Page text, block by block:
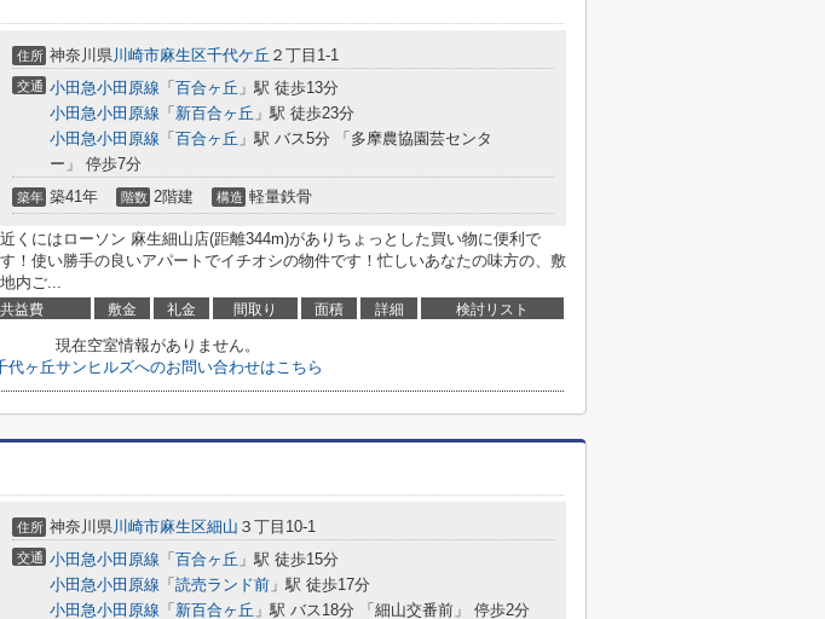
住所 神奈川県川崎市麻生区千代ケ丘 ２丁目1-1
交通 小田急小田原線 「 百合ヶ丘 」駅 徒歩13分
小田急小田原線 「 新百合ヶ丘 」駅 徒歩23分
小田急小田原線 「 百合ヶ丘 」駅 バス5分 「多摩農協園芸センタ
ー」 停歩7分
築年 築41年 階数 2階建 構造 軽量鉄骨
近くにはローソン 麻生細山店(距離344m)がありちょっとした買い物に便利で
す！使い勝手の良いアパートでイチオシの物件です！忙しいあなたの味方の、敷
地内ご...
益費 敷金 礼金 間取り 面積 詳細 検討リスト
現在空室情報がありません。
代ヶ丘サンヒルズへのお問い合わせはこちら
住所 神奈川県川崎市麻生区細山 ３丁目10-1
交通 小田急小田原線 「 百合ヶ丘 」駅 徒歩15分
小田急小田原線 「 読売ランド前 」駅 徒歩17分
小田急小田原線 「 新百合ヶ丘 」駅 バス18分 「細山交番前」 停歩2分